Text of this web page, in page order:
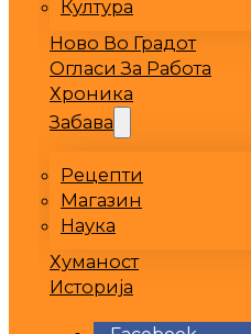
Култура
Ново Во Градот
Огласи За Работа
Хроника
Забава
Рецепти
Магазин
Наука
Хуманост
Историја